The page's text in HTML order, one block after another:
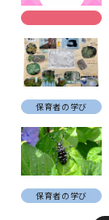
保育者の学び
保育者の学び